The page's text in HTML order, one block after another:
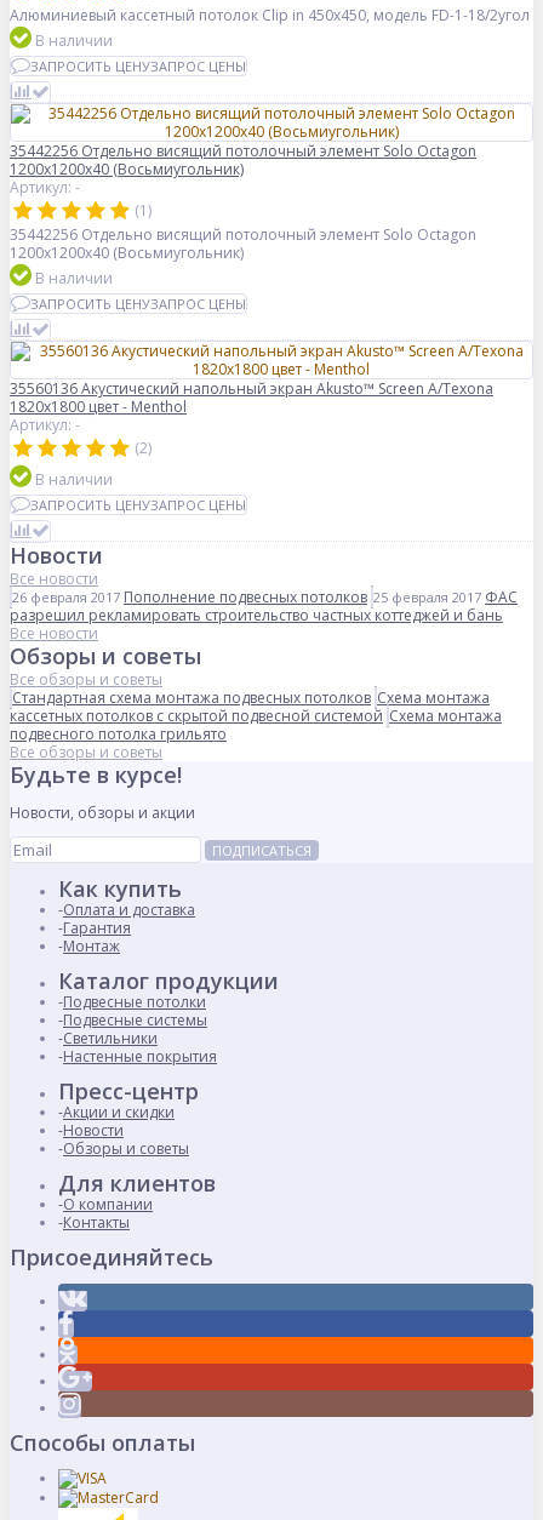
Алюминиевый кассетный потолок Clip in 450х450, модель FD-1-18/2угол
В наличии
ЗАПРОСИТЬ ЦЕНУЗАПРОС ЦЕНЫ
35442256 Отдельно висящий потолочный элемент Solo Octagon
1200x1200x40 (Восьмиугольник)
Артикул: -
(1)
35442256 Отдельно висящий потолочный элемент Solo Octagon
1200x1200x40 (Восьмиугольник)
В наличии
ЗАПРОСИТЬ ЦЕНУЗАПРОС ЦЕНЫ
35560136 Акустический напольный экран Akusto™ Screen A/Texona
1820x1800 цвет - Menthol
Артикул: -
(2)
В наличии
ЗАПРОСИТЬ ЦЕНУЗАПРОС ЦЕНЫ
Новости
Все новости
26 февраля 2017 Пополнение подвесных потолков 25 февраля 2017 ФАС
разрешил рекламировать строительство частных коттеджей и бань
Все новости
Обзоры и советы
Все обзоры и советы
Стандартная схема монтажа подвесных потолков Схема монтажа
кассетных потолков с скрытой подвесной системой Схема монтажа
подвесного потолка грильято
Все обзоры и советы
Будьте в курсе!
Новости, обзоры и акции
ПОДПИСАТЬСЯ
Как купить
Оплата и доставка
Гарантия
Монтаж
Каталог продукции
Подвесные потолки
Подвесные системы
Светильники
Настенные покрытия
Пресс-центр
Акции и скидки
Новости
Обзоры и советы
Для клиентов
О компании
Контакты
Присоединяйтесь
Способы оплаты